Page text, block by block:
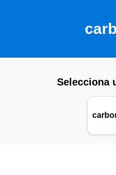
Selecciona